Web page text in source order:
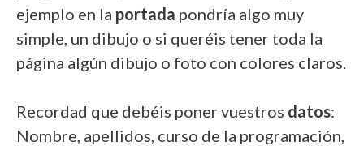
ejemplo en la portada pondría algo muy
simple, un dibujo o si queréis tener toda la
página algún dibujo o foto con colores claros.
Recordad que debéis poner vuestros datos:
Nombre, apellidos, curso de la programación,